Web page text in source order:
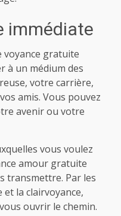
immédiate
voyance gratuite
à un médium des
votre carrière,
amis. Vous pouvez
avenir ou votre
vous voulez
amour gratuite
transmettre. Par les
et la clairvoyance,
ouvrir le chemin.